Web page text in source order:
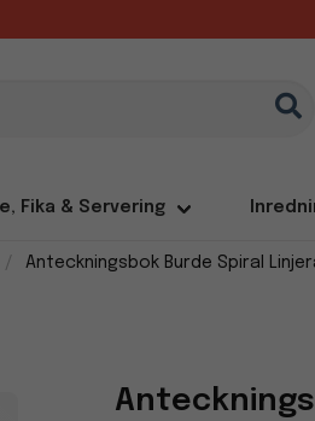
Fika & Servering
Anteckningsbok Burde Spiral